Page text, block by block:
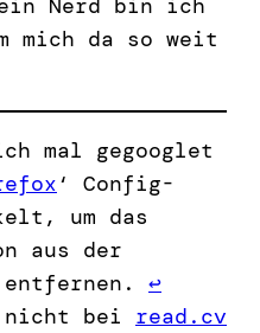
mich da so weit
mal gegooglet
‘ Config-
um das
aus der
↩︎
nicht bei read.cv